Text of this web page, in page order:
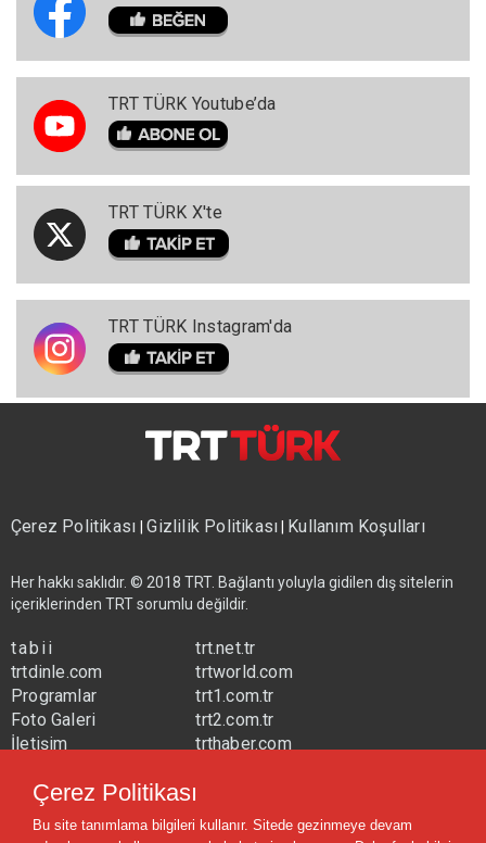
TRT TÜRK Youtube’da
TRT TÜRK X'te
TRT TÜRK Instagram'da
Çerez Politikası|Gizlilik Politikası| Kullanım Koşulları
Her hakkı saklıdır. © 2018 TRT. Bağlantı yoluyla gidilen dış sitelerin
içeriklerinden TRT sorumlu değildir.
tabii
trtdinle.com
Programlar
Foto Galeri
İletişim
trt.net.tr
trtworld.com
trt1.com.tr
trt2.com.tr
trthaber.com
trtavaz.com.tr
trtmuzik.net.tr
Çerez Politikası
Bu site tanımlama bilgileri kullanır. Sitede gezinmeye devam